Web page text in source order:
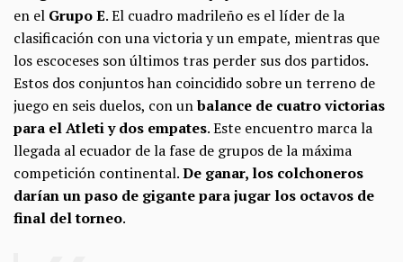
en el Grupo E. El cuadro madrileño es el líder de la
clasificación con una victoria y un empate, mientras que
los escoceses son últimos tras perder sus dos partidos.
Estos dos conjuntos han coincidido sobre un terreno de
juego en seis duelos, con unbalance de cuatro victorias
para el Atleti y dos empates. Este encuentro marca la
llegada al ecuador de la fase de grupos de la máxima
competición continental.De ganar, los colchoneros
darían un paso de gigante para jugar los octavos de
final del torneo.